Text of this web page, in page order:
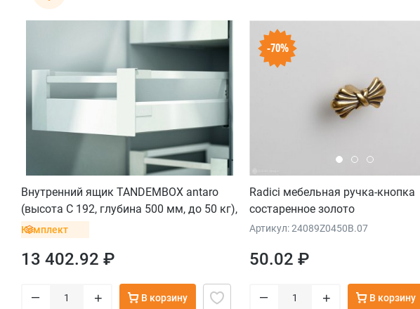
Внутренний ящик TANDEMBOX antaro
(высота С 192, глубина 500 мм, до 50 кг),
белый
Комплект
13 402.92 ₽
– + В корзину
-70%
Radici мебельная ручка-кнопка
состаренное золото
Артикул: 24089Z0450B.07
50.02 ₽
– + В корзину